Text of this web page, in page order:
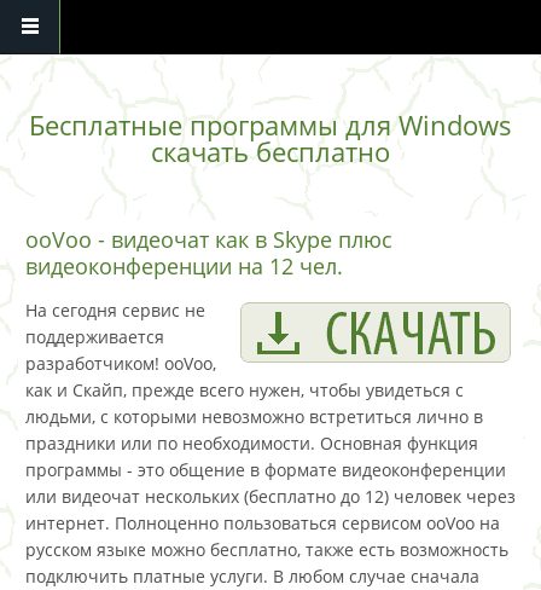
Перейти к основному содержанию
Бесплатные программы для Windows
скачать бесплатно
ooVoo - видеочат как в Skype плюс
видеоконференции на 12 чел.
На сегодня сервис не
поддерживается
разработчиком! ooVoo,
как и Скайп, прежде всего нужен, чтобы увидеться с
людьми, с которыми невозможно встретиться лично в
праздники или по необходимости. Основная функция
программы - это общение в формате видеоконференции
или видеочат нескольких (бесплатно до 12) человек через
интернет. Полноценно пользоваться сервисом ooVoo на
русском языке можно бесплатно, также есть возможность
подключить платные услуги. В любом случае сначала